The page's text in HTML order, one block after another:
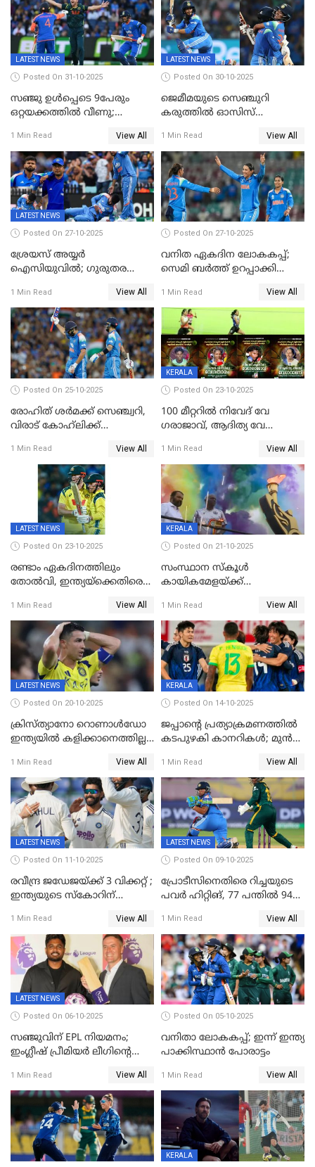
LATEST NEWS
Posted On 31-10-2025
സഞ്ജു ഉൾപ്പെടെ 9പേരും
ഒറ്റയക്കത്തിൽ വീണു;
ഹര്‍ഷിതും മാത്രം;
മെല്‍ബണില്‍
ഇന്ത്യയ്‌ക്കെതിരെ ഓസീസ്
ലക്ഷ്യം 126 റണ്‍സ്
1 Min Read View All
LATEST NEWS
Posted On 30-10-2025
ജെമീമയുടെ സെഞ്ചുറി
കരുത്തിൽ ഓസിസ്
തകർന്നു; അഞ്ച് വിക്കറ്റ്
ജയവുമായി ഇന്ത്യൻ
വനിതകൾ ലോകകപ്പ്
കലാശപ്പോരിന്
1 Min Read View All
LATEST NEWS
Posted On 27-10-2025
ശ്രേയസ് അയ്യര്‍
ഐസിയുവില്‍; ഗുരുതര
1 Min Read View All
Posted On 27-10-2025
വനിത ഏകദിന ലോകകപ്പ്;
സെമി ബര്‍ത്ത് ഉറപ്പാക്കി
1 Min Read View All
Posted On 25-10-2025
രോഹിത് ശർമക്ക് സെഞ്ച്വറി,
വിരാട് കോഹ്‍ലിക്ക്
മുൻനായകരുടെ മികവിൽ
ഓസീസിനെതിരെ ഉജ്ജ്വല
1 Min Read View All
KERALA
Posted On 23-10-2025
100 മീറ്ററിൽ നിവേദ് വേ​
ഗരാജാവ്, ആദിത്യ വേ​
ബോയ്സിലും സബ്‌ജൂനിയർ
ഗേൾസിലും റെക്കോർഡോടെ
സ്വർണം, ദേവപ്രിയ 87ലെ
റെക്കോർഡ് തിരുത്തി
1 Min Read View All
LATEST NEWS
Posted On 23-10-2025
രണ്ടാം ഏകദിനത്തിലും
തോൽവി, ഇന്ത്യയ്‌ക്കെതിരെ
1 Min Read View All
KERALA
Posted On 21-10-2025
സംസ്ഥാന സ്കൂൾ
കായികമേളയ്ക്ക്
ഒളിംപിക്‌സിന്റെ ഉദ്‌ഘാടനം
നിർവഹിച്ച് ധനമന്ത്രി K N
ബാലഗോപാൽ;ദീപശിഖ
തെളിയിച്ച് I M വിജയൻ
1 Min Read View All
LATEST NEWS
Posted On 20-10-2025
ക്രിസ്ത്യാനോ റൊണാൾഡോ
ഇന്ത്യയിൽ കളിക്കാനെത്തില്ല;
ഉൾപ്പെടുത്തിയില്ല
1 Min Read View All
KERALA
Posted On 14-10-2025
ജപ്പാന്റെ പ്രത്യാക്രമണത്തിൽ
കടപുഴകി കാനറികൾ; മുൻ
ജപ്പാന്റെ ആദ്യ ജയം
1 Min Read View All
LATEST NEWS
Posted On 11-10-2025
രവീന്ദ്ര ജഡേജയ്ക്ക് 3 വിക്കറ്റ് ;
ഇന്ത്യയുടെ സ്കോറിന്
നാല് വിക്കറ്റ് നഷ്ടം
1 Min Read View All
LATEST NEWS
Posted On 09-10-2025
പ്രോടീസിനെതിരെ റിച്ചയുടെ
പവർ ഹിറ്റിങ്, 77 പന്തില്‍ 94
ലക്ഷ്യമൊരുക്കി ഇന്ത്യ; 28
വര്‍ഷം പഴക്കമുള്ള ലോക
റെക്കോര്‍ഡ് തകര്‍ത്ത് സ്മൃതി
1 Min Read View All
LATEST NEWS
Posted On 06-10-2025
സഞ്ജുവിന് EPL നിയമനം;
ഇംഗ്ലീഷ് പ്രീമിയര്‍ ലീഗിന്‍റെ
അംബാസഡര്‍
1 Min Read View All
Posted On 05-10-2025
വനിതാ ലോകകപ്പ്; ഇന്ന് ഇന്ത്യ
പാക്കിസ്ഥാന്‍ പോരാട്ടം
1 Min Read View All
KERALA